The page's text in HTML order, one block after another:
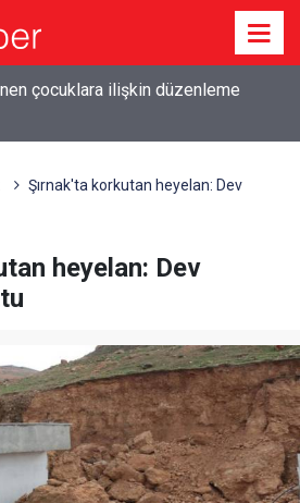
çocuklara ilişkin düzenleme
Şırnak'ta korkutan heyelan: Dev
heyelan: Dev